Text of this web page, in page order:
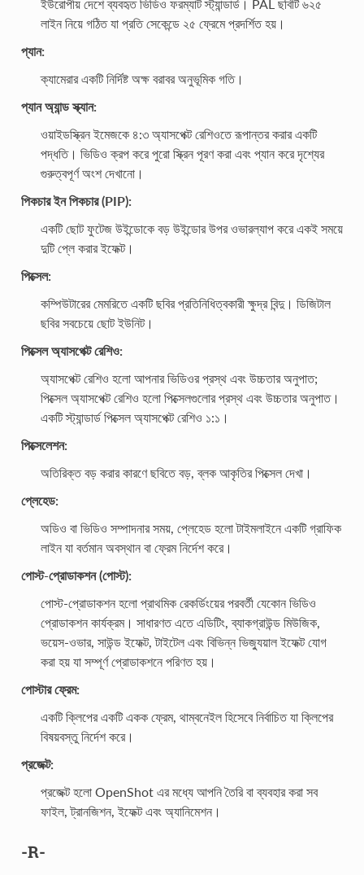
ইউরোপীয় দেশে ব্যবহৃত ভিডিও ফরম্যাট স্ট্যান্ডার্ড। PAL ছবিটি ৬২৫
লাইন নিয়ে গঠিত যা প্রতি সেকেন্ডে ২৫ ফ্রেমে প্রদর্শিত হয়।
প্যান:
ক্যামেরার একটি নির্দিষ্ট অক্ষ বরাবর অনুভূমিক গতি।
প্যান অ্যান্ড স্ক্যান:
ওয়াইডস্ক্রিন ইমেজকে ৪:৩ অ্যাসপেক্ট রেশিওতে রূপান্তর করার একটি
পদ্ধতি। ভিডিও ক্রপ করে পুরো স্ক্রিন পূরণ করা এবং প্যান করে দৃশ্যের
গুরুত্বপূর্ণ অংশ দেখানো।
পিকচার ইন পিকচার (PIP):
একটি ছোট ফুটেজ উইন্ডোকে বড় উইন্ডোর উপর ওভারল্যাপ করে একই সময়ে
দুটি প্লে করার ইফেক্ট।
পিক্সেল:
কম্পিউটারের মেমরিতে একটি ছবির প্রতিনিধিত্বকারী ক্ষুদ্র বিন্দু। ডিজিটাল
ছবির সবচেয়ে ছোট ইউনিট।
পিক্সেল অ্যাসপেক্ট রেশিও:
অ্যাসপেক্ট রেশিও হলো আপনার ভিডিওর প্রস্থ এবং উচ্চতার অনুপাত;
পিক্সেল অ্যাসপেক্ট রেশিও হলো পিক্সেলগুলোর প্রস্থ এবং উচ্চতার অনুপাত।
একটি স্ট্যান্ডার্ড পিক্সেল অ্যাসপেক্ট রেশিও ১:১।
পিক্সেলেশন:
অতিরিক্ত বড় করার কারণে ছবিতে বড়, ব্লক আকৃতির পিক্সেল দেখা।
প্লেহেড:
অডিও বা ভিডিও সম্পাদনার সময়, প্লেহেড হলো টাইমলাইনে একটি গ্রাফিক
লাইন যা বর্তমান অবস্থান বা ফ্রেম নির্দেশ করে।
পোস্ট-প্রোডাকশন (পোস্ট):
পোস্ট-প্রোডাকশন হলো প্রাথমিক রেকর্ডিংয়ের পরবর্তী যেকোন ভিডিও
প্রোডাকশন কার্যক্রম। সাধারণত এতে এডিটিং, ব্যাকগ্রাউন্ড মিউজিক,
ভয়েস-ওভার, সাউন্ড ইফেক্ট, টাইটেল এবং বিভিন্ন ভিজ্যুয়াল ইফেক্ট যোগ
করা হয় যা সম্পূর্ণ প্রোডাকশনে পরিণত হয়।
পোস্টার ফ্রেম:
একটি ক্লিপের একটি একক ফ্রেম, থাম্বনেইল হিসেবে নির্বাচিত যা ক্লিপের
বিষয়বস্তু নির্দেশ করে।
প্রজেক্ট:
প্রজেক্ট হলো OpenShot এর মধ্যে আপনি তৈরি বা ব্যবহার করা সব
ফাইল, ট্রানজিশন, ইফেক্ট এবং অ্যানিমেশন।
-R-